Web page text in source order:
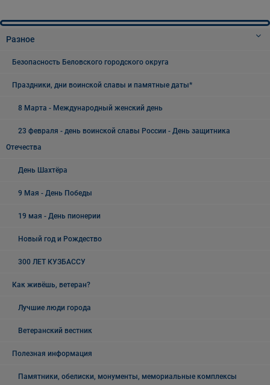
Разное
Безопасность Беловского городского округа
Праздники, дни воинской славы и памятные даты*
8 Марта - Международный женский день
23 февраля - день воинской славы России - День защитника
Отечества
День Шахтёра
9 Мая - День Победы
19 мая - День пионерии
Новый год и Рождество
300 ЛЕТ КУЗБАССУ
Как живёшь, ветеран?
Лучшие люди города
Ветеранский вестник
Полезная информация
Памятники, обелиски, монументы, мемориальные комплексы